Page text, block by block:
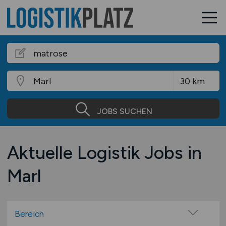
JOBS SUCHEN
Aktuelle Logistik Jobs in
Marl
Bereich